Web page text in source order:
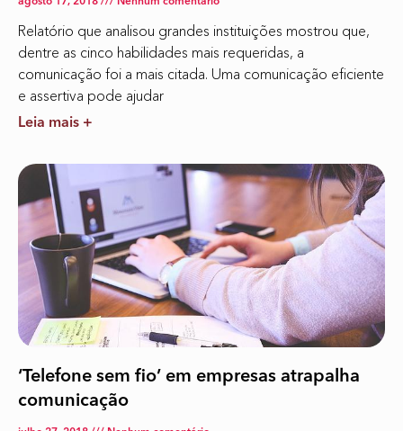
Relatório que analisou grandes instituições mostrou que,
dentre as cinco habilidades mais requeridas, a
comunicação foi a mais citada. Uma comunicação eficiente
e assertiva pode ajudar
Leia mais +
‘Telefone sem fio’ em empresas atrapalha
comunicação